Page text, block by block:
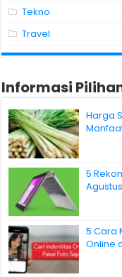
Tekno
Travel
Informasi
Harga
5
5 Cara
Online